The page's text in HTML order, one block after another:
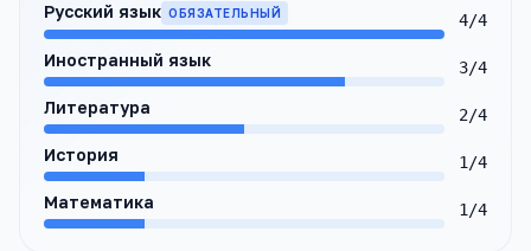
Русский язык ОБЯЗАТЕЛЬНЫЙ 4/4
Иностранный язык 3/4
Литература 2/4
История 1 /4
Математика 1 /4